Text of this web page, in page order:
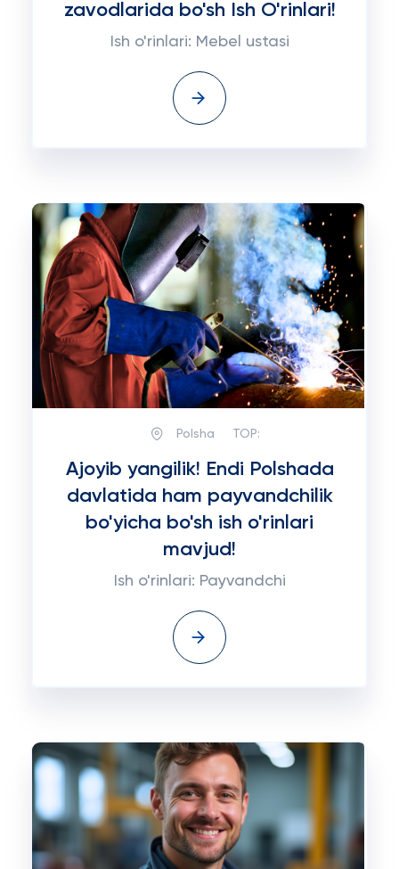
zavodlarida bo'sh Ish O'rinlari!
Ish o'rinlari: Mebel ustasi
Polsha TOP:
Ajoyib yangilik! Endi Polshada
davlatida ham payvandchilik
bo'yicha bo'sh ish o'rinlari
mavjud!
Ish o'rinlari: Payvandchi